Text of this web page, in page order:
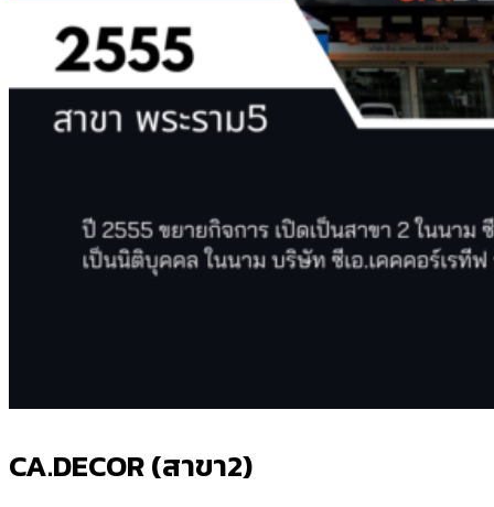
CA.DECOR (สาขา2)